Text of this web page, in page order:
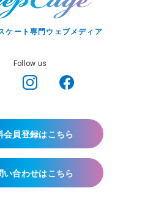
ケート専門ウェブメディア
Follow us
会員登録はこちら
い合わせはこちら